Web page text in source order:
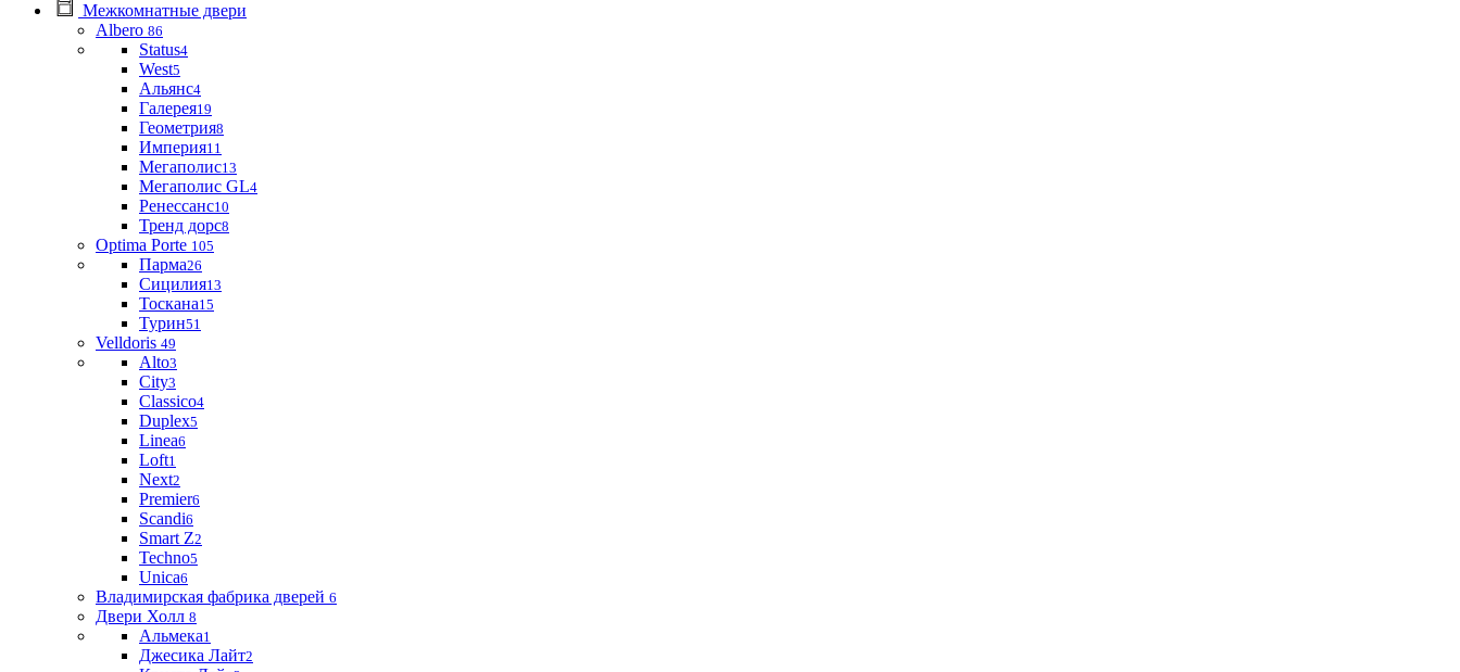
Межкомнатные двери
Albero 86
Status4
West5
Альянс4
Галерея19
Геометрия8
Империя11
Мегаполис13
Мегаполис GL4
Ренессанс10
Тренд дорс8
Optima Porte 105
Парма26
Сицилия13
Тоскана15
Турин51
Velldoris 49
Alto3
City3
Classico4
Duplex5
Linea6
Loft1
Next2
Premier6
Scandi6
Smart Z2
Techno5
Unica6
Владимирская фабрика дверей 6
Двери Холл 8
Альмека1
Джесика Лайт2